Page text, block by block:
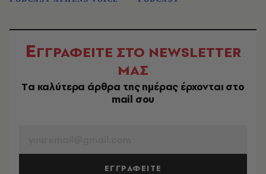
ΕΓΓΡΑΦΕΙΤΕ ΣΤΟ NEWSLETTER
ΜΑΣ
Tα καλύτερα άρθρα της ημέρας έρχονται στο
mail σου
ΕΓΓΡΑΦΕΙΤΕ